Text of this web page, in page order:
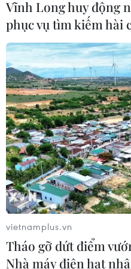
quá trình phát triển ung
02/08/2026 09:43
Phương pháp mới giúp
sớm bệnh Alzheimer
30/07/2026 14:27
Virus H5N1 lây lan trong
chim bản địa tại Australia
29/07/2026 11:42
UNAIDS cảnh báo nguy
HIV/AIDS bùng phát trở
Vĩnh Long huy động
phục vụ tìm kiếm hài
vietnamplus.vn
Tháo gỡ dứt điểm
Nhà máy điện hạt